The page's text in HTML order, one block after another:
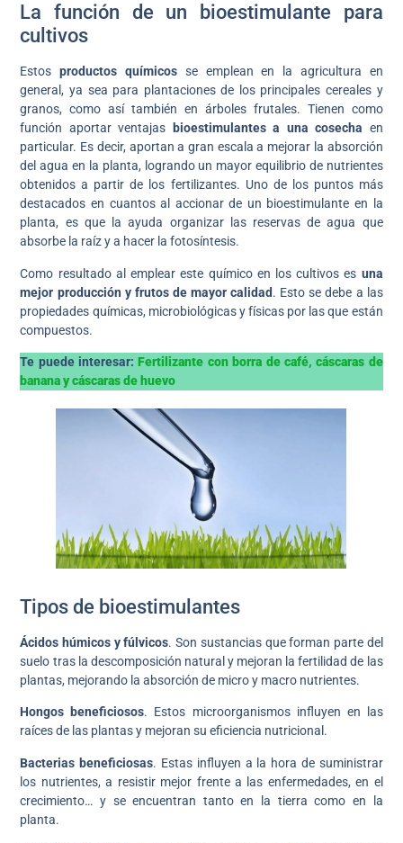
La función de un bioestimulante para
cultivos
Estosproductos químicosse emplean en la agricultura en
general, ya sea para plantaciones de los principales cereales y
granos, como así también en árboles frutales. Tienen como
función aportar ventajas
bioestimulantes a una cosecha en
particular. Es decir, aportan a gran escala a mejorar la absorción
del agua en la planta, logrando un mayor equilibrio de nutrientes
obtenidos a partir de los fertilizantes. Uno de los puntos más
destacados en cuantos al accionar de un bioestimulante en la
planta, es que la ayuda organizar las reservas de agua que
absorbe la raíz y a hacer la fotosíntesis.
Como resultado al emplear este químico en los cultivos es una
mejor producción y frutos de mayor calidad. Esto se debe a las
propiedades químicas, microbiológicas y físicas por las que están
compuestos.
Te puede interesar:Fertilizante con borra de café, cáscaras de
banana y cáscaras de huevo
Tipos de bioestimulantes
Ácidos húmicos y fúlvicos. Son sustancias que forman parte del
suelo tras la descomposición natural y mejoran la fertilidad de las
plantas, mejorando la absorción de micro y macro nutrientes.
Hongos beneficiosos. Estos microorganismos influyen en las
raíces de las plantas y mejoran su eficiencia nutricional.
Bacterias beneficiosas. Estas influyen a la hora de suministrar
los nutrientes, a resistir mejor frente a las enfermedades, en el
crecimiento… y se encuentran tanto en la tierra como en la
planta.